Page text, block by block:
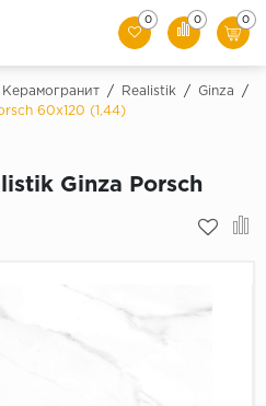
0 0 0
Керамогранит / Realistik / Ginza
/
60x120 (1,44)
Ginza Porsch